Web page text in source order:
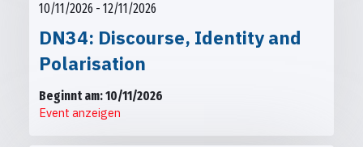
10/11/2026 - 12/11/2026
DN34: Discourse, Identity and
Polarisation
Beginnt am: 10/11/2026
Event anzeigen